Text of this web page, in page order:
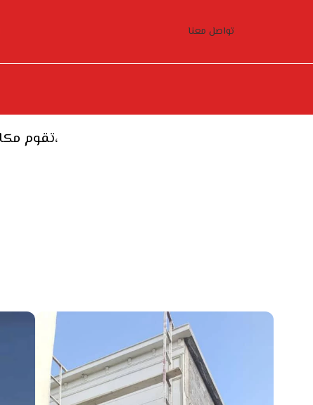
تواصل معنا
تقوم مكامن الأولى بتنفيذ مشاريع البناء من الألف إلى الياء، مع التركيز على جودة الإنشاء،